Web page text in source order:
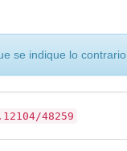
se indique lo contrario.
48259